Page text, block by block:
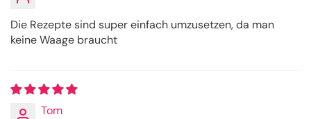
Die Rezepte sind super einfach umzusetzen, da man
keine Waage braucht
Tom